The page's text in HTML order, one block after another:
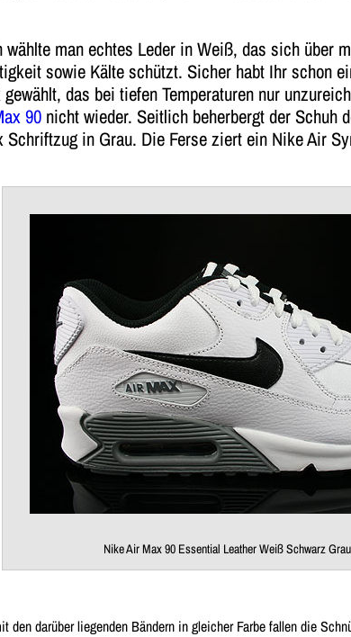
wählte man echtes Leder in Weiß, das sich über
sowie Kälte schützt. Sicher habt Ihr schon
das bei tiefen Temperaturen nur
90 nicht wieder. Seitlich beherbergt der Schuh
Schriftzug in Grau. Die Ferse ziert ein Nike Air
Nike Air Max 90 Essential Leather Weiß Schwarz
den darüber liegenden Bändern in gleicher Farbe fallen die